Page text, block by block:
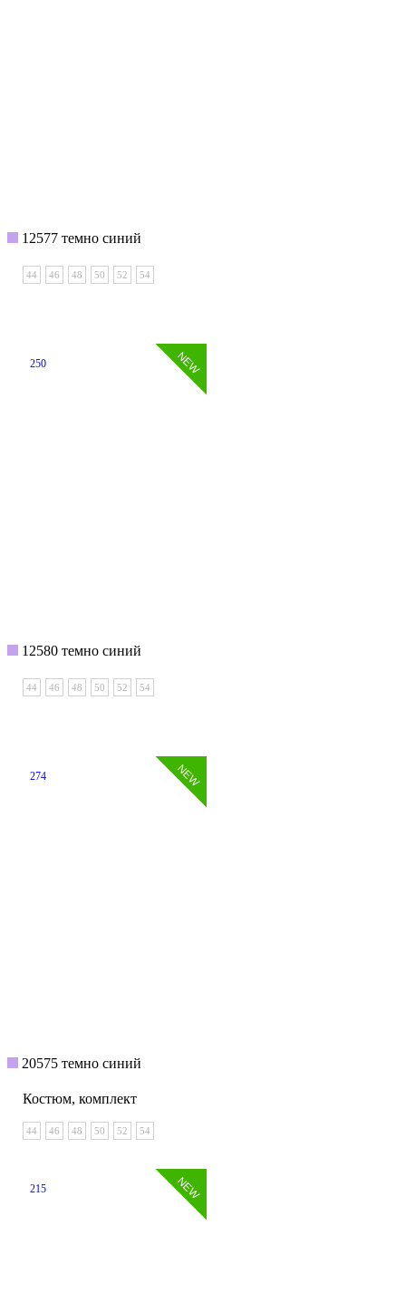
12577 темно синий
44 46 48 50 52 54
250
12580 темно синий
44 46 48 50 52 54
274
20575 темно синий
Костюм, комплект
44 46 48 50 52 54
215